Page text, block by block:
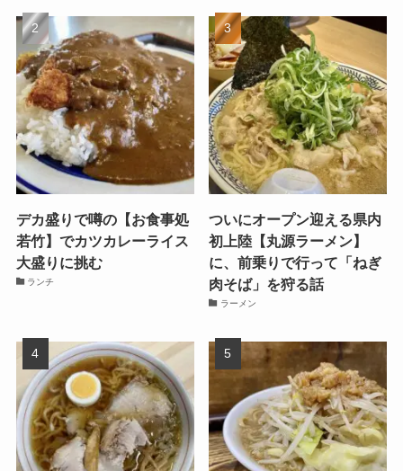
デカ盛りで噂の【お食事処
若竹】でカツカレーライス
大盛りに挑む
ランチ
ついにオープン迎える県内
初上陸【丸源ラーメン】
に、前乗りで行って「ねぎ
肉そば」を狩る話
ラーメン